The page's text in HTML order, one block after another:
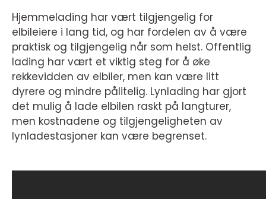
Hjemmelading har vært tilgjengelig for
elbileiere i lang tid, og har fordelen av å være
praktisk og tilgjengelig når som helst. Offentlig
lading har vært et viktig steg for å øke
rekkevidden av elbiler, men kan være litt
dyrere og mindre pålitelig. Lynlading har gjort
det mulig å lade elbilen raskt på langturer,
men kostnadene og tilgjengeligheten av
lynladestasjoner kan være begrenset.